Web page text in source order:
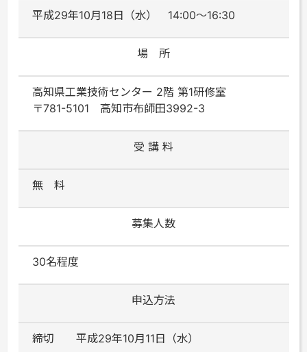
平成29年10月18日（水） 14:00～16:30
場 所
高知県工業技術センター 2階 第1研修室
〒781-5101 高知市布師田3992-3
受 講 料
無 料
募集人数
30名程度
申込方法
締切 平成29年10月11日（水）